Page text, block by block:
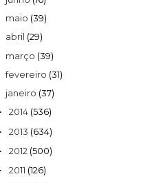
maio (39)
abril (29)
março (39)
fevereiro (31)
janeiro (37)
2014 (536)
2013 (634)
2012 (500)
2011 (126)